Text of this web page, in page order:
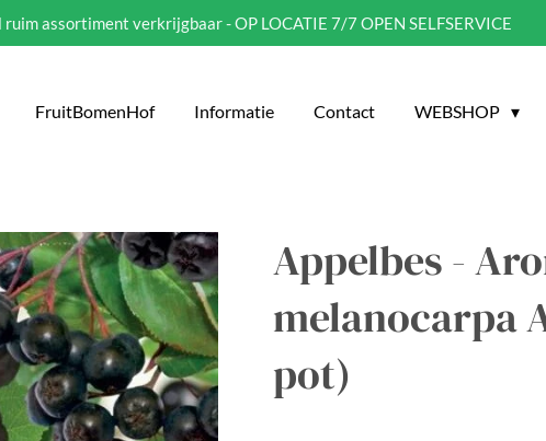
assortiment verkrijgbaar - OP LOCATIE 7/7 OPEN SELFSERVICE
FruitBomenHof Informatie Contact WEBSHOP
Appelbes -
melanocarpa
pot)